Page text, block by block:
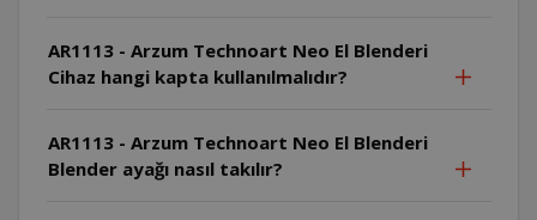
AR1113 - Arzum Technoart Neo El Blenderi
Cihaz hangi kapta kullanılmalıdır?
AR1113 - Arzum Technoart Neo El Blenderi
Blender ayağı nasıl takılır?